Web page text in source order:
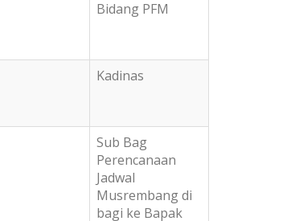
Bidang PFM
Kadinas
Sub Bag
Perencanaan
Jadwal
Musrembang di
bagi ke Bapak